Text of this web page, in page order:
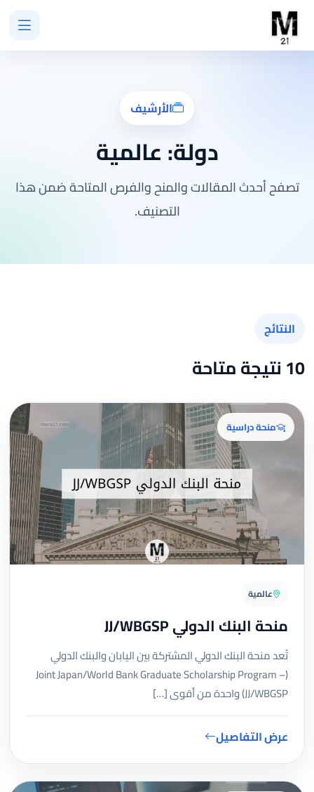
الأرشيف
دولة:عالمية
تصفح أحدث المقالات والمنح والفرص المتاحة ضمن هذا
التصنيف.
النتائج
10 نتيجة متاحة
منحة دراسية
عالمية
منحة البنك الدولي JJ/WBGSP
تُعد منحة البنك الدولي المشتركة بين اليابان والبنك الدولي
(Joint Japan/World Bank Graduate Scholarship Program –
JJ/WBGSP) واحدة من أقوى […]
عرض التفاصيل